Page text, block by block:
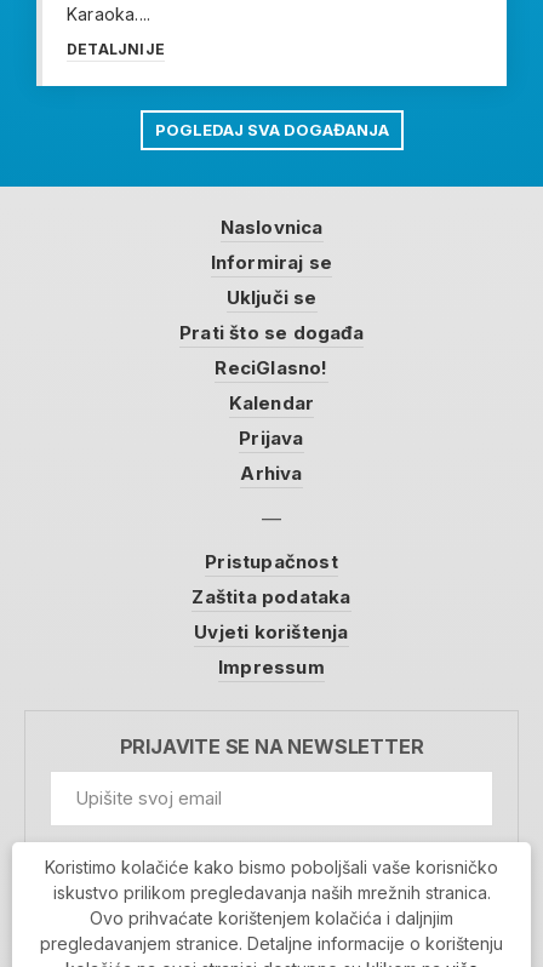
Karaoka....
DETALJNIJE
POGLEDAJ SVA DOGAĐANJA
Naslovnica
Informiraj se
Uključi se
Prati što se događa
ReciGlasno!
Kalendar
Prijava
Arhiva
Pristupačnost
Zaštita podataka
Uvjeti korištenja
Impressum
PRIJAVITE SE NA NEWSLETTER
Prihvaćam da se moji podaci spremaju u bazu
podataka i koriste u svrhu slanja MojaRijeka
newslettera
MOJARIJEKA NEWSLETTER
Koristimo kolačiće kako bismo poboljšali vaše korisničko
iskustvo prilikom pregledavanja naših mrežnih stranica.
Ovo prihvaćate korištenjem kolačića i daljnjim
pregledavanjem stranice. Detaljne informacije o korištenju